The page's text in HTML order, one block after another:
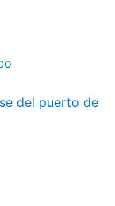
del puerto de